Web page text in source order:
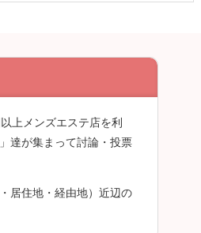
す。
上メンズエステ店を利
達が集まって討論・投票
居住地・経由地）近辺の